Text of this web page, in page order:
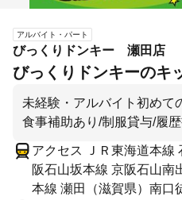
アルバイト・パート
びっくりドンキー 瀬田店
びっくりドンキーのキ
未経験・アルバイト初めて
食事補助あり/制服貸与/履
アクセス ＪＲ東海道本線
阪石山坂本線 京阪石山南
本線 瀬田（滋賀県）南口